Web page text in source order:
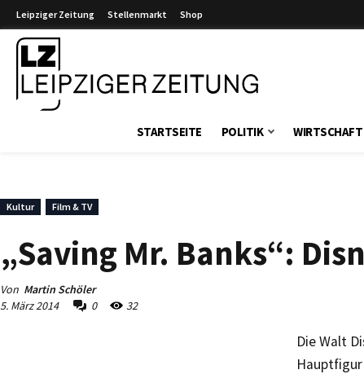
Leipziger Zeitung Stellenmarkt Shop
STARTSEITE POLITIK WIRTSCHAFT
Kultur Film & TV
„Saving Mr. Banks“:
Von Martin Schöler
5. März 2014
0 32
Die Walt